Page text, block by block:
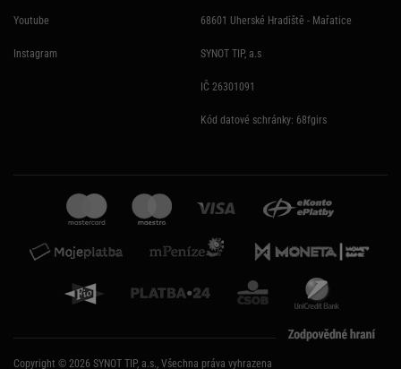
Youtube
Instagram
68601 Uherské Hradiště - Mařatice
SYNOT TIP, a.s
IČ 26301091
Kód datové schránky: 68fgirs
Copyright © 2026 SYNOT TIP, a.s., Všechna práva vyhrazena